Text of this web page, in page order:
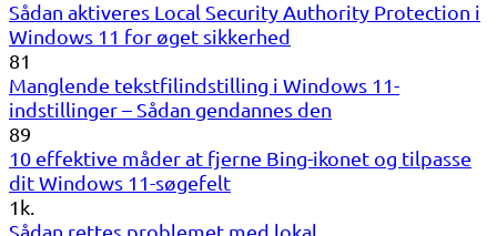
Sådan aktiveres Local Security Authority Protection i
Windows 11 for øget sikkerhed
81
Manglende tekstfilindstilling i Windows 11-
indstillinger – Sådan gendannes den
89
10 effektive måder at fjerne Bing-ikonet og tilpasse
dit Windows 11-søgefelt
1k.
Sådan rettes problemet med lokal